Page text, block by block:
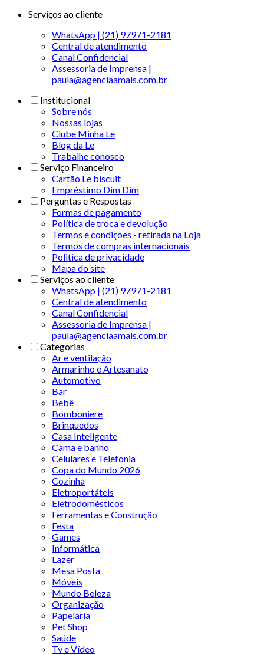
Serviços ao cliente
WhatsApp | (21) 97971-2181
Central de atendimento
Canal Confidencial
Assessoria de Imprensa |
paula@agenciaamais.com.br
Institucional
Sobre nós
Nossas lojas
Clube Minha Le
Blog da Le
Trabalhe conosco
Serviço Financeiro
Cartão Le biscuit
Empréstimo Dim Dim
Perguntas e Respostas
Formas de pagamento
Política de troca e devolução
Termos e condições - retirada na Loja
Termos de compras internacionais
Politica de privacidade
Mapa do site
Serviços ao cliente
WhatsApp | (21) 97971-2181
Central de atendimento
Canal Confidencial
Assessoria de Imprensa |
paula@agenciaamais.com.br
Categorias
Ar e ventilação
Armarinho e Artesanato
Automotivo
Bar
Bebê
Bomboniere
Brinquedos
Casa Inteligente
Cama e banho
Celulares e Telefonia
Copa do Mundo 2026
Cozinha
Eletroportáteis
Eletrodomésticos
Ferramentas e Construção
Festa
Games
Informática
Lazer
Mesa Posta
Móveis
Mundo Beleza
Organização
Papelaria
Pet Shop
Saúde
Tv e Vídeo